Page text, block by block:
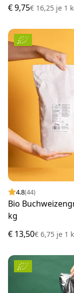
€ 9,75€ 16,25 je 1
4.8(44)
Bio
kg
€ 13,50€ 6,75 je 1